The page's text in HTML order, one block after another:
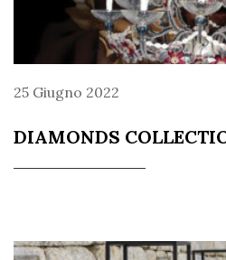
25 Giugno 2022
DIAMONDS